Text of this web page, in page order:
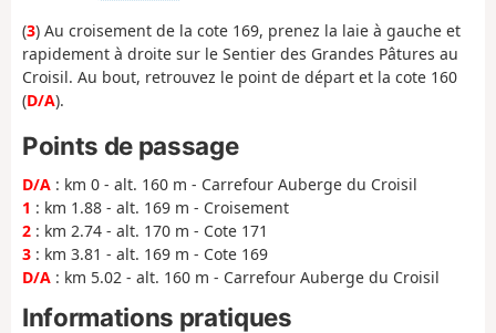
(3) Au croisement de la cote 169, prenez la laie à gauche et
rapidement à droite sur le Sentier des Grandes Pâtures au
Croisil. Au bout, retrouvez le point de départ et la cote 160
(D/A).
Points de passage
D/A : km 0 - alt. 160 m - Carrefour Auberge du Croisil
1 : km 1.88 - alt. 169 m - Croisement
2 : km 2.74 - alt. 170 m - Cote 171
3 : km 3.81 - alt. 169 m - Cote 169
D/A : km 5.02 - alt. 160 m - Carrefour Auberge du Croisil
Informations pratiques